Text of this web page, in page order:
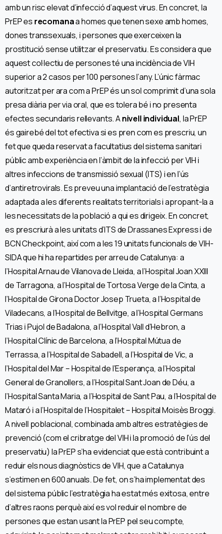
amb un risc elevat d’infecció d’aquest virus. En concret, la
PrEP es recomanaa homes que tenen sexe amb homes,
dones transsexuals, i persones que exerceixen la
prostitució sense utilitzar el preservatiu. Es considera que
aquest col·lectiu de persones té una incidència de VIH
superior a 2 casos per 100 persones l’any. L’únic fàrmac
autoritzat per ara com a PrEP és un sol comprimit d’una sola
presa diària per via oral, que es tolera bé i no presenta
efectes secundaris rellevants. Anivell individual, la PrEP
és gairebé del tot efectiva si es pren com es prescriu, un
fet que queda reservat a facultatius del sistema sanitari
públic amb experiència en l’àmbit de la infecció per VIH i
altres infeccions de transmissió sexual (ITS) i en l’ús
d’antiretrovirals. Es preveu una implantació de l’estratègia
adaptada a les diferents realitats territorials i apropant-la a
les necessitats de la població a qui es dirigeix. En concret,
es prescriurà a les unitats d’ITS de Drassanes Express i de
BCN Checkpoint, així com a les 19 unitats funcionals de VIH-
SIDA que hi ha repartides per arreu de Catalunya: a
l’Hospital Arnau de Vilanova de Lleida, a l’Hospital Joan XXIII
de Tarragona, a l’Hospital de Tortosa Verge de la Cinta, a
l’Hospital de Girona Doctor Josep Trueta, a l’Hospital de
Viladecans, a l’Hospital de Bellvitge, a l’Hospital Germans
Trias i Pujol de Badalona, a l’Hospital Vall d’Hebron, a
l’Hospital Clínic de Barcelona, a l’Hospital Mútua de
Terrassa, a l’Hospital de Sabadell, a l’Hospital de Vic, a
l’Hospital del Mar – Hospital de l’Esperança, a l’Hospital
General de Granollers, a l’Hospital Sant Joan de Déu, a
l’Hospital Santa Maria, a l’Hospital de Sant Pau, a l’Hospital de
Mataró i a l’Hospital de l’Hospitalet – Hospital Moisès Broggi.
A nivell poblacional, combinada amb altres estratègies de
prevenció (com el cribratge del VIH i la promoció de l’ús del
preservatiu) la PrEP s’ha evidenciat que està contribuint a
reduir els nous diagnòstics de VIH, que a Catalunya
s’estimen en 600 anuals. De fet, on s’ha implementat des
del sistema públic l’estratègia ha estat més exitosa, entre
d’altres raons perquè així es vol reduir el nombre de
persones que estan usant la PrEP pel seu compte,